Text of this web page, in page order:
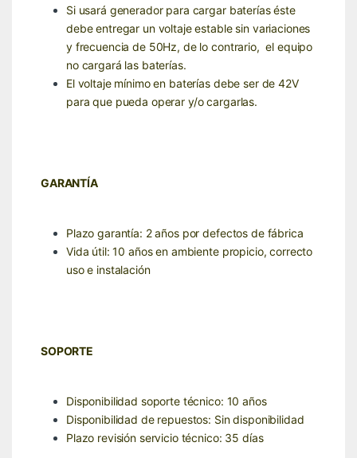
Si usará generador para cargar baterías éste
debe entregar un voltaje estable sin variaciones
y frecuencia de 50Hz, de lo contrario, el equipo
no cargará las baterías.
El voltaje mínimo en baterías debe ser de 42V
para que pueda operar y/o cargarlas.
GARANTÍA
Plazo garantía: 2 años por defectos de fábrica
Vida útil: 10 años en ambiente propicio, correcto
uso e instalación
SOPORTE
Disponibilidad soporte técnico: 10 años
Disponibilidad de repuestos: Sin disponibilidad
Plazo revisión servicio técnico: 35 días